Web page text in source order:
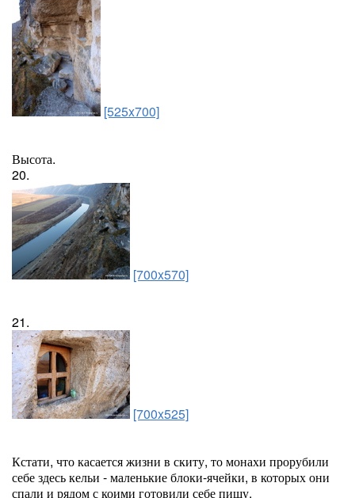
[525x700]
Высота.
20.
[700x570]
21.
[700x525]
Кстати, что касается жизни в скиту, то монахи прорубили
себе здесь кельи - маленькие блоки-ячейки, в которых они
спали и рядом с коими готовили себе пищу.